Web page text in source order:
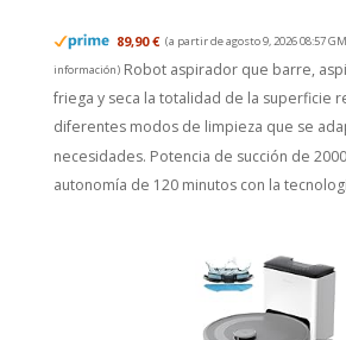
89,90 € (a partir de agosto 9, 2026 08:57
información) Robot aspirador que barre,
friega y seca la totalidad de la superficie
diferentes modos de limpieza que se
necesidades. Potencia de succión de
autonomía de 120 minutos con la